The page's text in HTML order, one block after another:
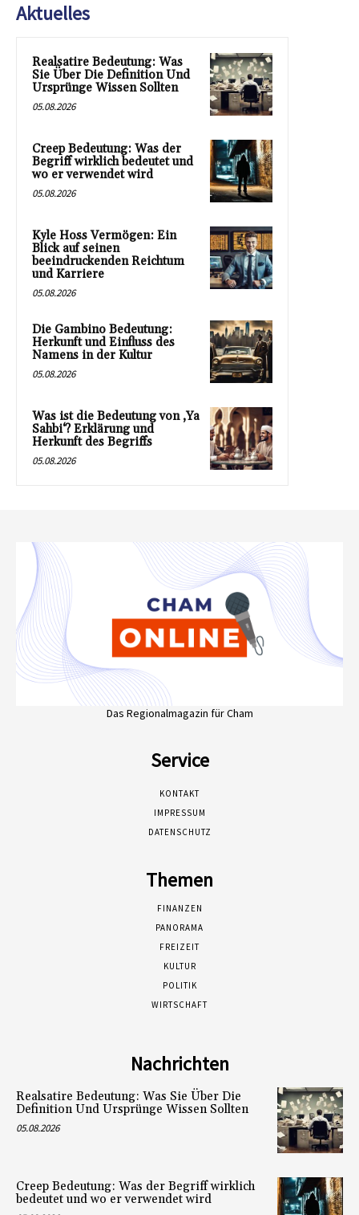
Aktuelles
Realsatire Bedeutung: Was
Sie Über Die Definition Und
Ursprünge Wissen Sollten
05.08.2026
Creep Bedeutung: Was der
Begriff wirklich bedeutet und
wo er verwendet wird
05.08.2026
Kyle Hoss Vermögen: Ein
Blick auf seinen
beeindruckenden Reichtum
und Karriere
05.08.2026
Die Gambino Bedeutung:
Herkunft und Einfluss des
Namens in der Kultur
05.08.2026
Was ist die Bedeutung von ‚Ya
Sahbi‘? Erklärung und
Herkunft des Begriffs
05.08.2026
Das Regionalmagazin für Cham
Service
KONTAKT
IMPRESSUM
DATENSCHUTZ
Themen
FINANZEN
PANORAMA
FREIZEIT
KULTUR
POLITIK
WIRTSCHAFT
Nachrichten
Realsatire Bedeutung: Was Sie Über Die
Definition Und Ursprünge Wissen Sollten
05.08.2026
Creep Bedeutung: Was der Begriff wirklich
bedeutet und wo er verwendet wird